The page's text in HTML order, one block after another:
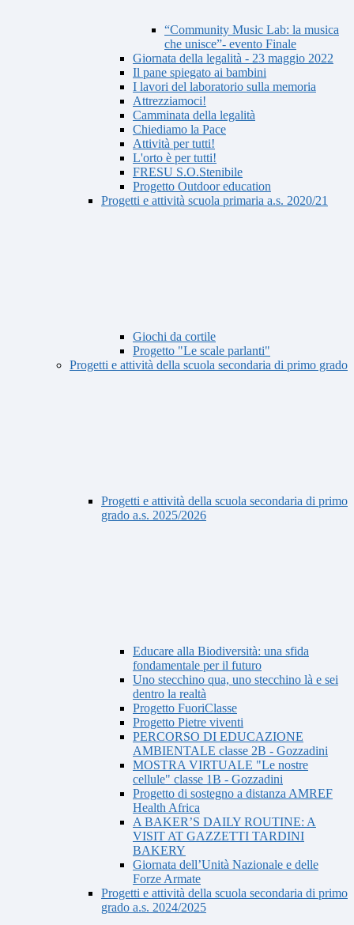
“Community Music Lab: la musica
che unisce”- evento Finale
Giornata della legalità - 23 maggio 2022
Il pane spiegato ai bambini
I lavori del laboratorio sulla memoria
Attrezziamoci!
Camminata della legalità
Chiediamo la Pace
Attività per tutti!
L'orto è per tutti!
FRESU S.O.Stenibile
Progetto Outdoor education
Progetti e attività scuola primaria a.s. 2020/21
Giochi da cortile
Progetto "Le scale parlanti"
Progetti e attività della scuola secondaria di primo grado
Progetti e attività della scuola secondaria di primo
grado a.s. 2025/2026
Educare alla Biodiversità: una sfida
fondamentale per il futuro
Uno stecchino qua, uno stecchino là e sei
dentro la realtà
Progetto FuoriClasse
Progetto Pietre viventi
PERCORSO DI EDUCAZIONE
AMBIENTALE classe 2B - Gozzadini
MOSTRA VIRTUALE "Le nostre
cellule" classe 1B - Gozzadini
Progetto di sostegno a distanza AMREF
Health Africa
A BAKER’S DAILY ROUTINE: A
VISIT AT GAZZETTI TARDINI
BAKERY
Giornata dell’Unità Nazionale e delle
Forze Armate
Progetti e attività della scuola secondaria di primo
grado a.s. 2024/2025